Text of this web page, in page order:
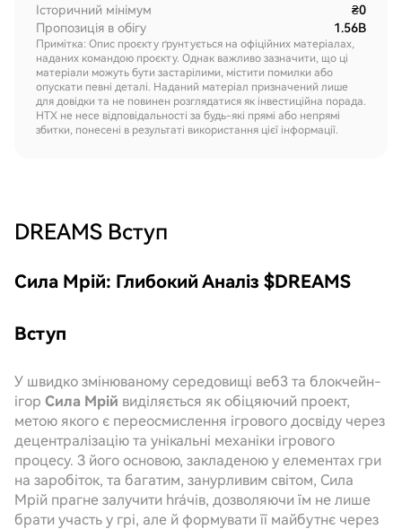
Історичний мінімум
₴0
Пропозиція в обігу
1.56B
Примітка: Опис проєкту ґрунтується на офіційних матеріалах,
наданих командою проєкту. Однак важливо зазначити, що ці
матеріали можуть бути застарілими, містити помилки або
опускати певні деталі. Наданий матеріал призначений лише
для довідки та не повинен розглядатися як інвестиційна порада.
HTX не несе відповідальності за будь-які прямі або непрямі
збитки, понесені в результаті використання цієї інформації.
DREAMS Вступ
Сила Мрій: Глибокий Аналіз $DREAMS
Вступ
У швидко змінюваному середовищі веб3 та блокчейн-
ігор Сила Мрій виділяється як обіцяючий проект,
метою якого є переосмислення ігрового досвіду через
децентралізацію та унікальні механіки ігрового
процесу. З його основою, закладеною у елементах гри
на заробіток, та багатим, занурливим світом, Сила
Мрій прагне залучити hráчів, дозволяючи їм не лише
брати участь у грі, але й формувати її майбутнє через